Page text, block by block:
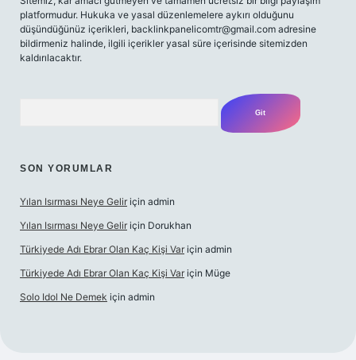
platformudur. Hukuka ve yasal düzenlemelere aykırı olduğunu
düşündüğünüz içerikleri, backlinkpanelicomtr@gmail.com adresine
bildirmeniz halinde, ilgili içerikler yasal süre içerisinde sitemizden
kaldırılacaktır.
SON YORUMLAR
Yılan Isırması Neye Gelir için admin
Yılan Isırması Neye Gelir için Dorukhan
Türkiyede Adı Ebrar Olan Kaç Kişi Var için admin
Türkiyede Adı Ebrar Olan Kaç Kişi Var için Müge
Solo Idol Ne Demek için admin